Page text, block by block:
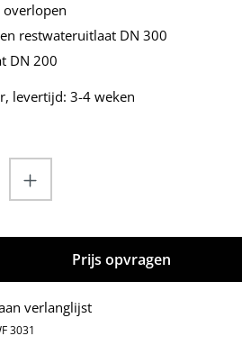
restwateruitlaat DN 300
DN 200
levertijd: 3-4 weken
Voer de
Prijs opvragen
verlanglijst
3031